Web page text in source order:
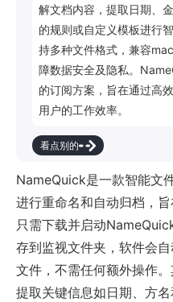
解文档内容，提取日期、
的规则或自定义模板进行
持多种文件格式，兼容
障数据安全及隐私。
的订阅方案，旨在通过高
用户的工作效率。
看点别的
NameQuick是一款智能文
进行重命名和自动归档，
只需下载并启动
存到监视文件夹，软件会
文件，不需任何额外操作
提取关键信息如日期、方